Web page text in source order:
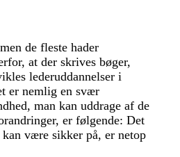
de fleste hader
at der skrives bøger,
lederuddannelser i
er nemlig en svær
man kan uddrage af de
er følgende: Det
kan være sikker på, er netop